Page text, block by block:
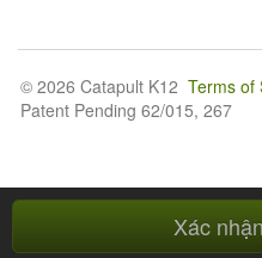
Xác
© 2026 Catapult K12 Terms of
Patent Pending 62/015, 267